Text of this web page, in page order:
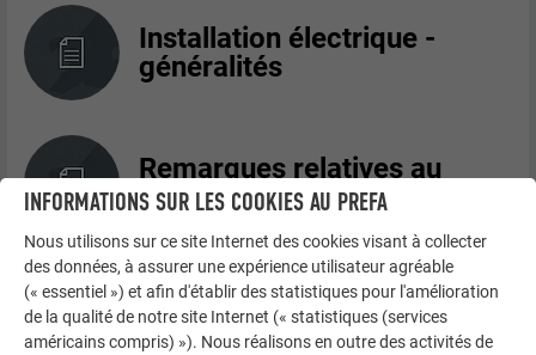
Installation électrique -
généralités
Remarques relatives au
module solaire PREFALZ
Liste d'outils
INFORMATIONS SUR LES COOKIES AU PREFA
Nous utilisons sur ce site Internet des cookies visant à collecter
des données, à assurer une expérience utilisateur agréable
(« essentiel ») et afin d'établir des statistiques pour l'amélioration
de la qualité de notre site Internet (« statistiques (services
américains compris) »). Nous réalisons en outre des activités de